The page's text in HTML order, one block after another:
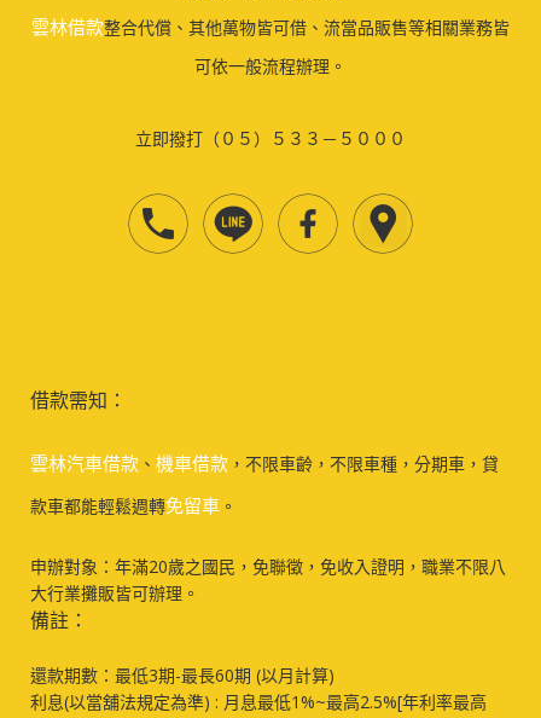
雲林借款整合代償、其他萬物皆可借、流當品販售等相關業務皆
可依一般流程辦理。
立即撥打（０５）５３３－５０００
借款需知：
雲林汽車借款 、 機車借款 ，不限車齡，不限車種，分期車，貸
款車都能輕鬆週轉免留車 。
申辦對象：年滿20歲之國民，免聯徵，免收入證明，職業不限八
大行業攤販皆可辦理。
備註：
還款期數：最低3期-最長60期 (以月計算)
利息(以當舖法規定為準) : 月息最低1%~最高2.5%[年利率最高